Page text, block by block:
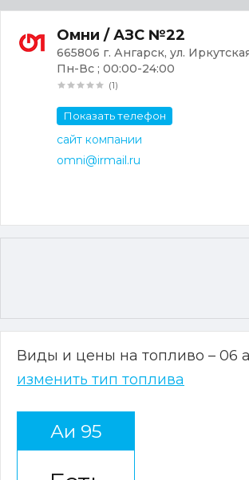
Омни / АЗС №22
665806 г. Ангарск, ул.
Пн-Вс ; 00:00-24:00
(1)
Показать телефон
сайт компании
omni@irmail.ru
Виды и цены на топливо – 06
изменить тип топлива
Аи 95